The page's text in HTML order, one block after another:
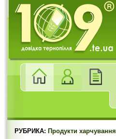
РУБРИКА: Продукти харчування